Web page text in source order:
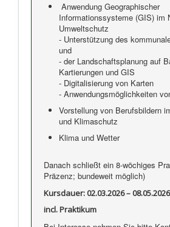
Anwendung Geographischer
Informationssysteme (GIS) im
Umweltschutz
- Unterstützung des
und
- der Landschaftsplanung auf
Kartierungen und GIS
- Digitalisierung von Karten
- Anwendungsmöglichkeiten
Vorstellung von Berufsbildern
und Klimaschutz
Klima und Wetter
Danach schließt ein 8-wöchiges
Präzenz; bundeweit möglich)
Kursdauer: 02.03.2026 – 08.05.2026
incl. Praktikum